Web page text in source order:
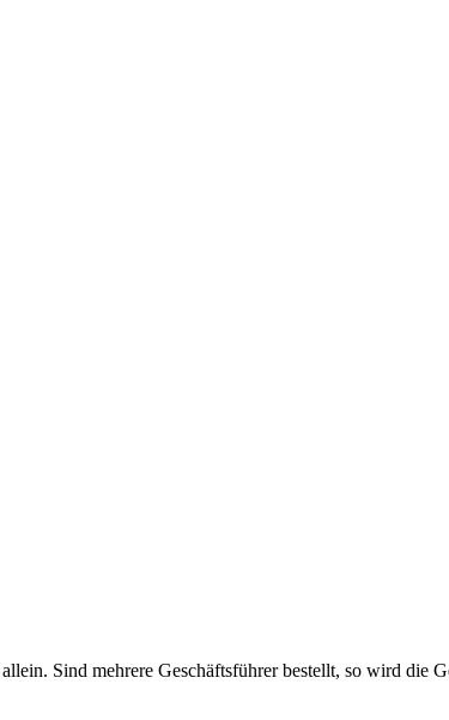
Sind mehrere Geschäftsführer bestellt, so wird die